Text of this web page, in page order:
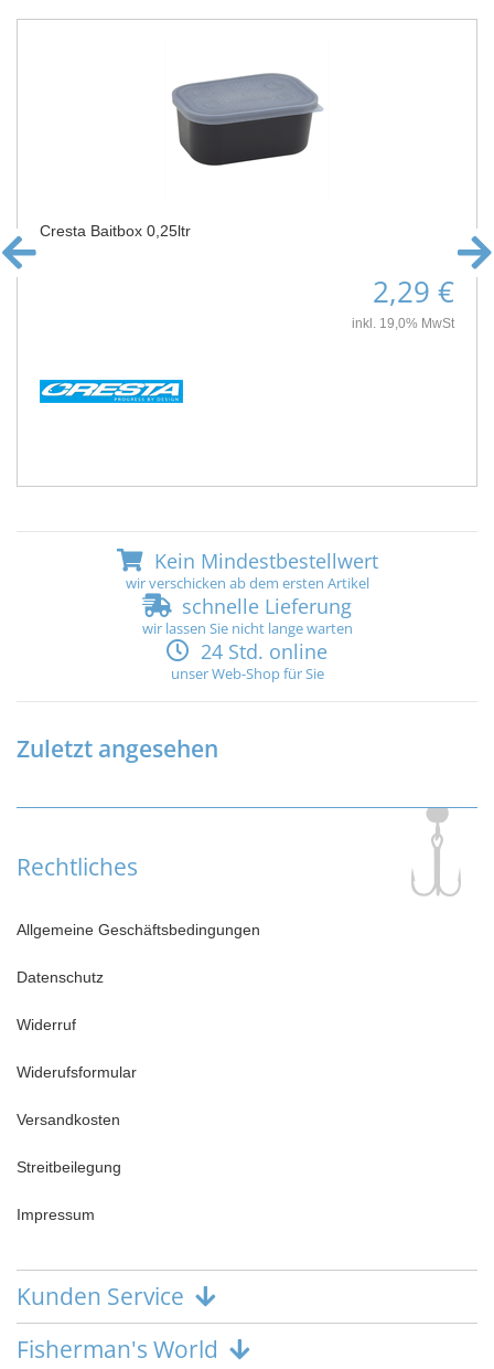
Cresta Baitbox 0,25ltr
2,29 €
inkl. 19,0% MwSt
Kein Mindestbestellwert
wir verschicken ab dem ersten Artikel
schnelle Lieferung
wir lassen Sie nicht lange warten
24 Std. online
unser Web-Shop für Sie
Zuletzt angesehen
Rechtliches
Allgemeine Geschäftsbedingungen
Datenschutz
Widerruf
Widerufsformular
Versandkosten
Streitbeilegung
Impressum
Kunden Service
Fisherman's World